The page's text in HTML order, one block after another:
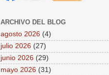
ARCHIVO DEL BLOG
agosto 2026 (4)
julio 2026 (27)
junio 2026 (29)
mayo 2026 (31)